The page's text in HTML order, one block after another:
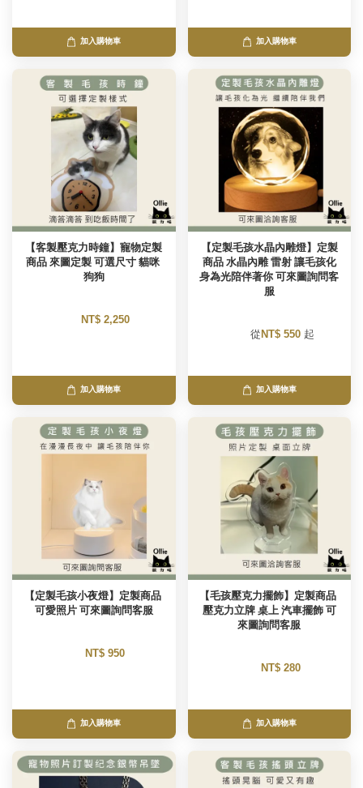
加入購物車 加入購物車
【客製壓克力時鐘】寵物定製
商品 來圖定製 可選尺寸 貓咪
狗狗
NT$ 2,250
加入購物車
【定製毛孩水晶內雕燈】定製
商品 水晶內雕 雷射 讓毛孩化
身為光陪伴著你 可來圖詢問客
服
        從
NT$ 550 起
加入購物車
【定製毛孩小夜燈】定製商品
可愛照片 可來圖詢問客服
NT$ 950
加入購物車
【毛孩壓克力擺飾】定製商品
壓克力立牌 桌上 汽車擺飾 可
來圖詢問客服
NT$ 280
加入購物車